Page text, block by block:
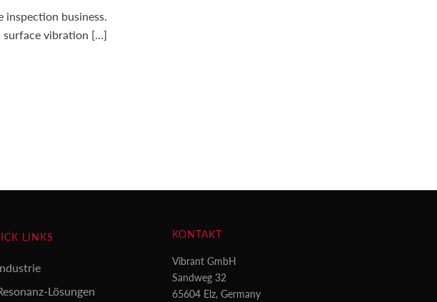
business.
vibration [...]
LINKS
Lösungen
KONTAKT
Vibrant GmbH
Sandweg 32
65604 Elz, Germany